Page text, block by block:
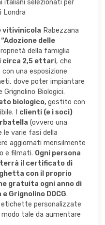
italiani selezionati per
Londra
vitivinicola Rabezzana
“Adozione delle
della famiglia
circa 2,5 ettari, che
una esposizione
dove poter impiantare
Biologici.
biologico, gestito con
I clienti (e i soci)
(ovvero una
le varie fasi della
aggiornati mensilmente
e filmati. Ogni persona
il certificato di
con il proprio
gratuita ogni anno di
Grignolino DOCG.
etichette personalizzate
tale da aumentare